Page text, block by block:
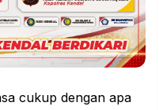
cukup dengan apa